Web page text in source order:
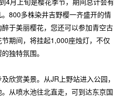
800多株染井吉野樱一齐盛开的情
于美丽樱花，您还可以参加青空古
期间，将挂起1,000座烛灯，不仅
独特氛围。
欣赏美景。从JR上野站进入公园，
从喷水池往北直走，可到达东京国